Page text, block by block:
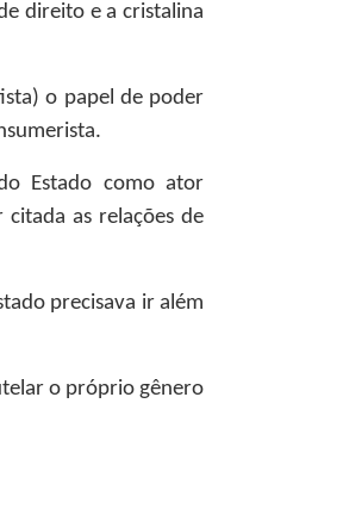
direito e a cristalina
o papel de poder
Estado como ator
as relações de
precisava ir além
o próprio gênero